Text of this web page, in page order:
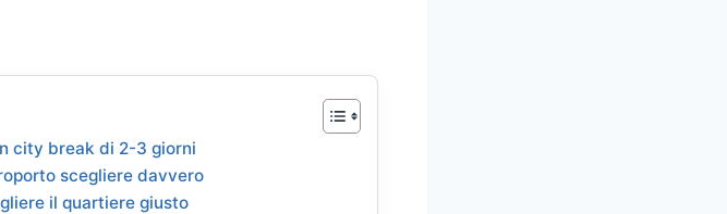
city break di 2-3 giorni
scegliere davvero
il quartiere giusto